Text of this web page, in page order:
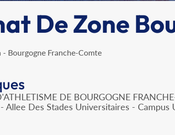
De Zone
Bourgogne Franche-Comte
DE BOURGOGNE
Allee Des Stades Universitaires -